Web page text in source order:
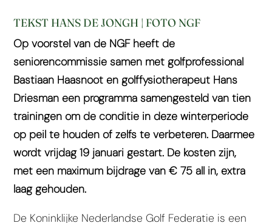
TEKST HANS DE JONGH | FOTO NGF
Op voorstel van de NGF heeft de
seniorencommissie samen met golfprofessional
Bastiaan Haasnoot en golffysiotherapeut Hans
Driesman een programma samengesteld van tien
trainingen om de conditie in deze winterperiode
op peil te houden of zelfs te verbeteren. Daarmee
wordt vrijdag 19 januari gestart. De kosten zijn,
met een maximum bijdrage van € 75 all in, extra
laag gehouden.
De Koninklijke Nederlandse Golf Federatie is een